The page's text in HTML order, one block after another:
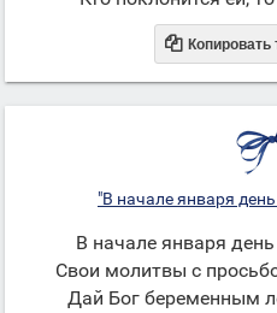
 Копировать
"В начале января
В начале января
Свои молитвы с
Дай Бог беременным